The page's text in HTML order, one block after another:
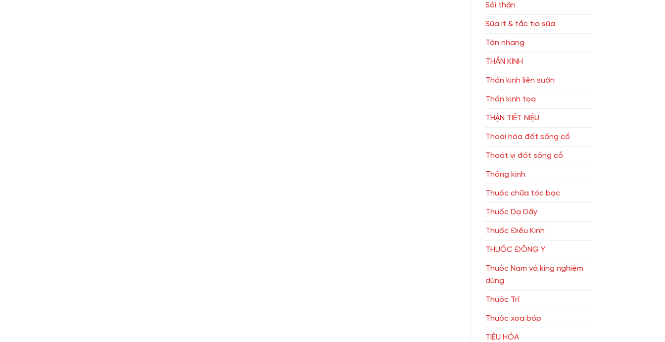
Sỏi thận
Sữa ít & tắc tia sữa
Tàn nhang
THẦN KINH
Thần kinh liên sườn
Thần kinh tọa
THẬN TIẾT NIỆU
Thoái hóa đốt sống cổ
Thoát vị đốt sống cổ
Thống kinh
Thuốc chữa tóc bạc
Thuốc Dạ Dầy
Thuốc Điều Kinh
THUỐC ĐÔNG Y
Thuốc Nam và king nghiệm
dùng
Thuốc Trĩ
Thuốc xoa bóp
TIÊU HÓA